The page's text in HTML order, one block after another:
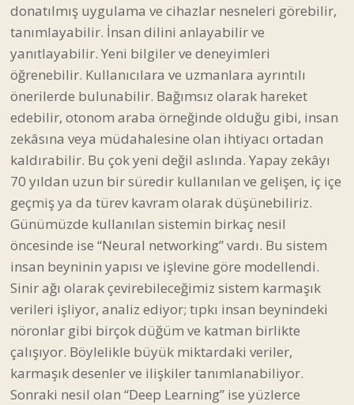
donatılmış uygulama ve cihazlar nesneleri görebilir,
tanımlayabilir. İnsan dilini anlayabilir ve
yanıtlayabilir. Yeni bilgiler ve deneyimleri
öğrenebilir. Kullanıcılara ve uzmanlara ayrıntılı
önerilerde bulunabilir. Bağımsız olarak hareket
edebilir, otonom araba örneğinde olduğu gibi, insan
zekâsına veya müdahalesine olan ihtiyacı ortadan
kaldırabilir. Bu çok yeni değil aslında. Yapay zekâyı
70 yıldan uzun bir süredir kullanılan ve gelişen, iç içe
geçmiş ya da türev kavram olarak düşünebiliriz.
Günümüzde kullanılan sistemin birkaç nesil
öncesinde ise “Neural networking” vardı. Bu sistem
insan beyninin yapısı ve işlevine göre modellendi.
Sinir ağı olarak çevirebileceğimiz sistem karmaşık
verileri işliyor, analiz ediyor; tıpkı insan beynindeki
nöronlar gibi birçok düğüm ve katman birlikte
çalışıyor. Böylelikle büyük miktardaki veriler,
karmaşık desenler ve ilişkiler tanımlanabiliyor.
Sonraki nesil olan “Deep Learning” ise yüzlerce